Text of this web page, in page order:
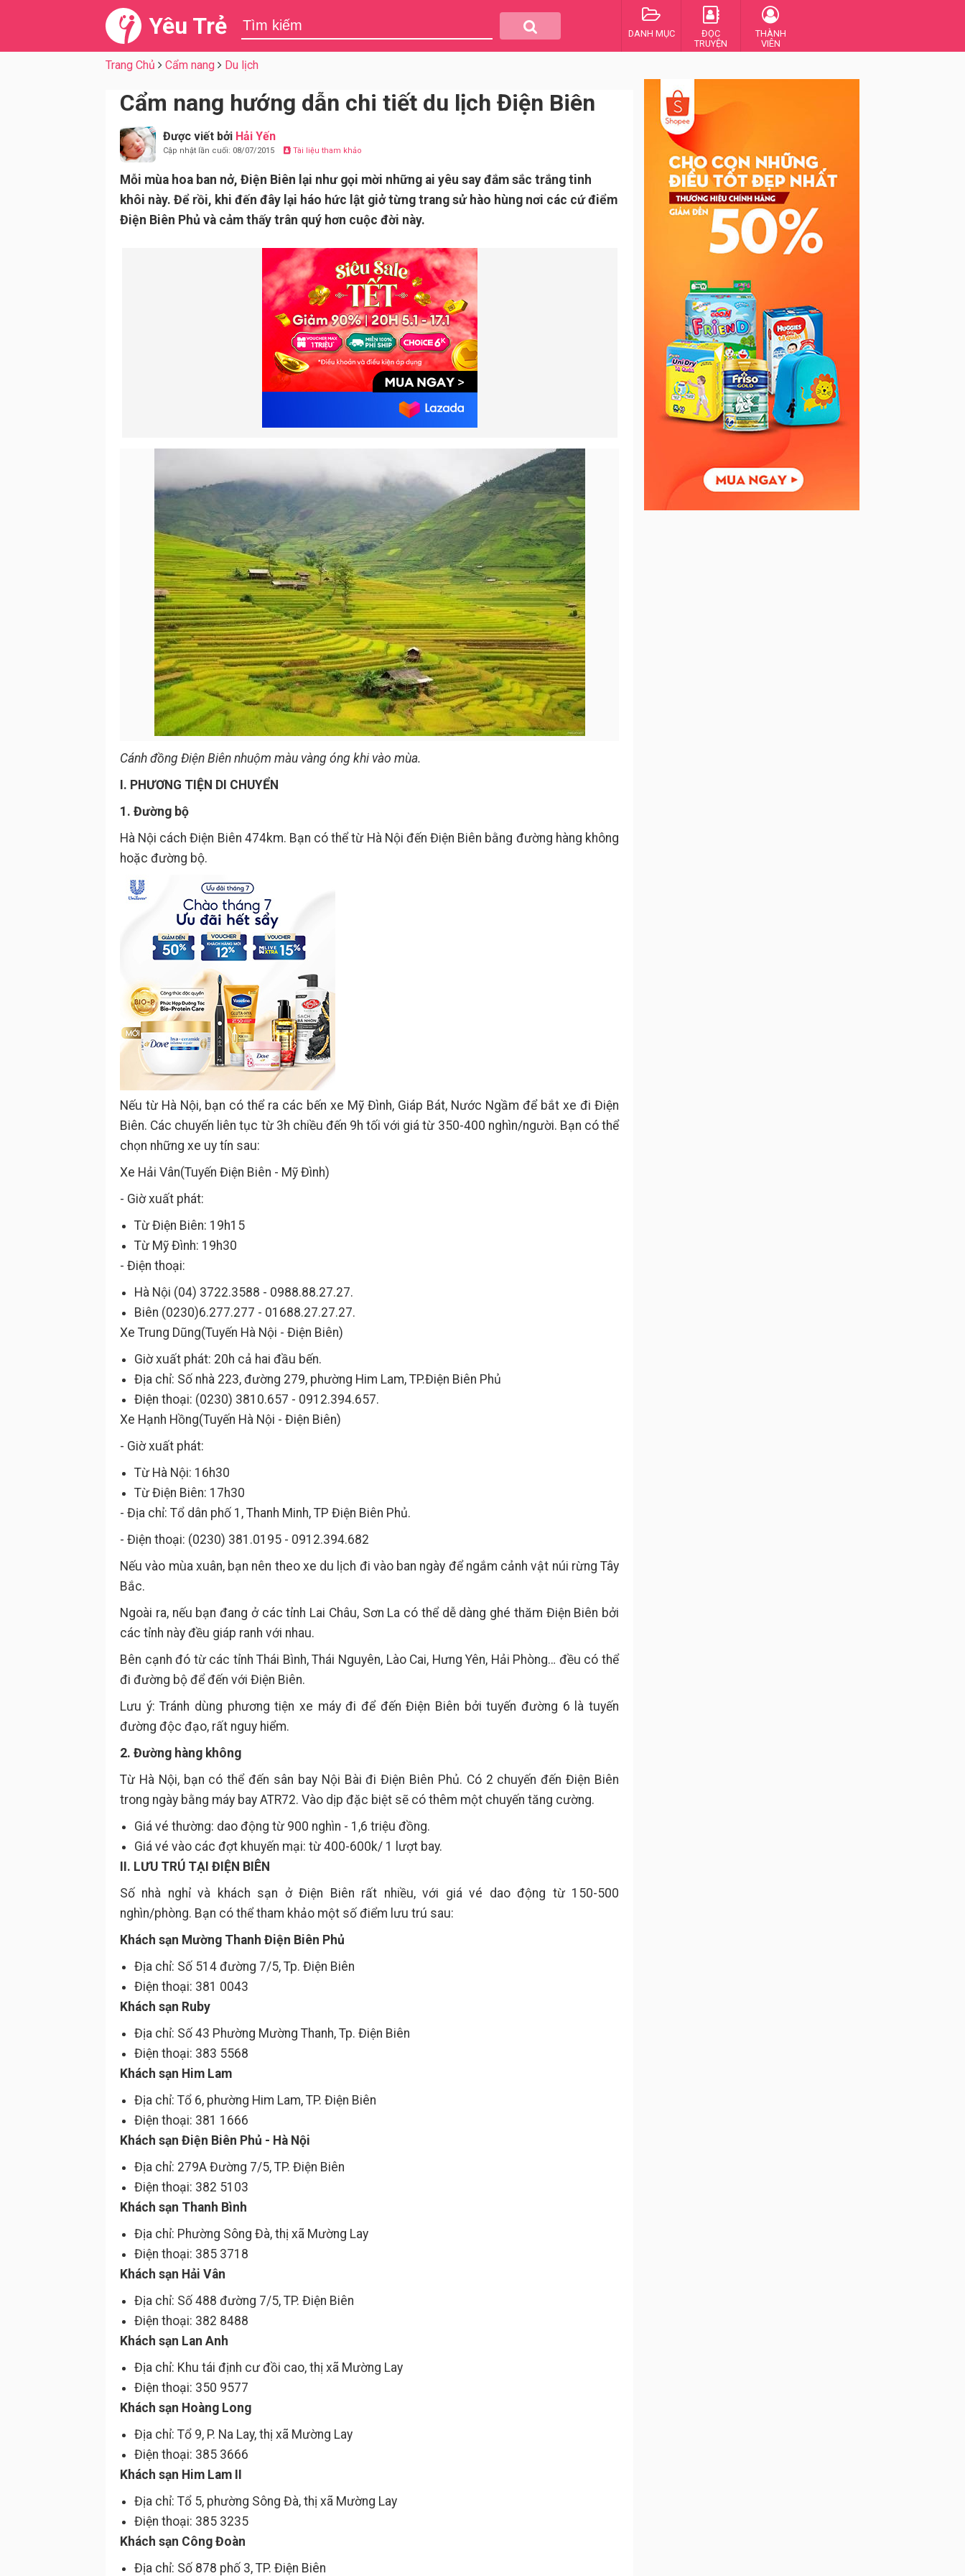
Yêu Trẻ DANH MỤC
ĐỌC
TRUYỆN
THÀNH
VIÊN
Trang Chủ Cẩm nang Du lịch
Cẩm nang hướng dẫn chi tiết du lịch Điện Biên
Được viết bởi Hải Yến
Cập nhật lần cuối: 08/07/2015 Tài liệu tham khảo
Mỗi mùa hoa ban nở, Điện Biên lại như gọi mời những ai yêu say đắm sắc trắng tinh
khôi này. Để rồi, khi đến đây lại háo hức lật giở từng trang sử hào hùng nơi các cứ điểm
Điện Biên Phủ và cảm thấy trân quý hơn cuộc đời này.
Cánh đồng Điện Biên nhuộm màu vàng óng khi vào mùa.
I. PHƯƠNG TIỆN DI CHUYỂN
1. Đường bộ
Hà Nội cách Điện Biên 474km. Bạn có thể từ Hà Nội đến Điện Biên bằng đường hàng không
hoặc đường bộ.
Nếu từ Hà Nội, bạn có thể ra các bến xe Mỹ Đình, Giáp Bát, Nước Ngầm để bắt xe đi Điện
Biên. Các chuyến liên tục từ 3h chiều đến 9h tối với giá từ 350-400 nghìn/người. Bạn có thể
chọn những xe uy tín sau:
Xe Hải Vân(Tuyến Điện Biên - Mỹ Đình)
- Giờ xuất phát:
Từ Điện Biên: 19h15
Từ Mỹ Đình: 19h30
- Điện thoại:
Hà Nội (04) 3722.3588 - 0988.88.27.27.
Biên (0230)6.277.277 - 01688.27.27.27.
Xe Trung Dũng(Tuyến Hà Nội - Điện Biên)
Giờ xuất phát: 20h cả hai đầu bến.
Địa chỉ: Số nhà 223, đường 279, phường Him Lam, TP.Điện Biên Phủ
Điện thoại: (0230) 3810.657 - 0912.394.657.
Xe Hạnh Hồng(Tuyến Hà Nội - Điện Biên)
- Giờ xuất phát:
Từ Hà Nội: 16h30
Từ Điện Biên: 17h30
- Địa chỉ: Tổ dân phố 1, Thanh Minh, TP Điện Biên Phủ.
- Điện thoại: (0230) 381.0195 - 0912.394.682
Nếu vào mùa xuân, bạn nên theo xe du lịch đi vào ban ngày để ngắm cảnh vật núi rừng Tây
Bắc.
Ngoài ra, nếu bạn đang ở các tỉnh Lai Châu, Sơn La có thể dễ dàng ghé thăm Điện Biên bởi
các tỉnh này đều giáp ranh với nhau.
Bên cạnh đó từ các tỉnh Thái Bình, Thái Nguyên, Lào Cai, Hưng Yên, Hải Phòng… đều có thể
đi đường bộ để đến với Điện Biên.
Lưu ý: Tránh dùng phương tiện xe máy đi để đến Điện Biên bởi tuyến đường 6 là tuyến
đường độc đạo, rất nguy hiểm.
2. Đường hàng không
Từ Hà Nội, bạn có thể đến sân bay Nội Bài đi Điện Biên Phủ. Có 2 chuyến đến Điện Biên
trong ngày bằng máy bay ATR72. Vào dịp đặc biệt sẽ có thêm một chuyến tăng cường.
Giá vé thường: dao động từ 900 nghìn - 1,6 triệu đồng.
Giá vé vào các đợt khuyến mại: từ 400-600k/ 1 lượt bay.
II. LƯU TRÚ TẠI ĐIỆN BIÊN
Số nhà nghỉ và khách sạn ở Điện Biên rất nhiều, với giá vé dao động từ 150-500
nghìn/phòng. Bạn có thể tham khảo một số điểm lưu trú sau:
Khách sạn Mường Thanh Điện Biên Phủ
Địa chỉ: Số 514 đường 7/5, Tp. Điện Biên
Điện thoại: 381 0043
Khách sạn Ruby
Địa chỉ: Số 43 Phường Mường Thanh, Tp. Điện Biên
Điện thoại: 383 5568
Khách sạn Him Lam
Địa chỉ: Tổ 6, phường Him Lam, TP. Điện Biên
Điện thoại: 381 1666
Khách sạn Điện Biên Phủ - Hà Nội
Địa chỉ: 279A Đường 7/5, TP. Điện Biên
Điện thoại: 382 5103
Khách sạn Thanh Bình
Địa chỉ: Phường Sông Đà, thị xã Mường Lay
Điện thoại: 385 3718
Khách sạn Hải Vân
Địa chỉ: Số 488 đường 7/5, TP. Điện Biên
Điện thoại: 382 8488
Khách sạn Lan Anh
Địa chỉ: Khu tái định cư đồi cao, thị xã Mường Lay
Điện thoại: 350 9577
Khách sạn Hoàng Long
Địa chỉ: Tổ 9, P. Na Lay, thị xã Mường Lay
Điện thoại: 385 3666
Khách sạn Him Lam II
Địa chỉ: Tổ 5, phường Sông Đà, thị xã Mường Lay
Điện thoại: 385 3235
Khách sạn Công Đoàn
Địa chỉ: Số 878 phố 3, TP. Điện Biên